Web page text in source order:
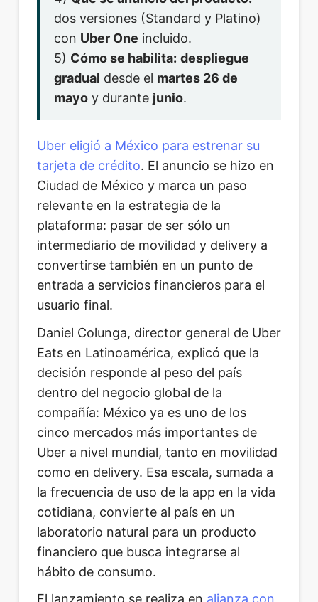
dos versiones (Standard y Platino)
con Uber One incluido.
5) Cómo se habilita: despliegue
gradual desde el martes 26 de
mayoy durante junio.
Uber eligió a México para estrenar su
tarjeta de crédito. El anuncio se hizo en
Ciudad de México y marca un paso
relevante en la estrategia de la
plataforma: pasar de ser sólo un
intermediario de movilidad y delivery a
convertirse también en un punto de
entrada a servicios financieros para el
usuario final.
Daniel Colunga, director general de Uber
Eats en Latinoamérica, explicó que la
decisión responde al peso del país
dentro del negocio global de la
compañía: México ya es uno de los
cinco mercados más importantes de
Uber a nivel mundial, tanto en movilidad
como en delivery. Esa escala, sumada a
la frecuencia de uso de la app en la vida
cotidiana, convierte al país en un
laboratorio natural para un producto
financiero que busca integrarse al
hábito de consumo.
El lanzamiento se realiza en alianza con